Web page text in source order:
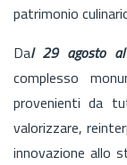
patrimonio
Dal 29 agosto
complesso
provenienti da
valorizzare,
innovazione allo